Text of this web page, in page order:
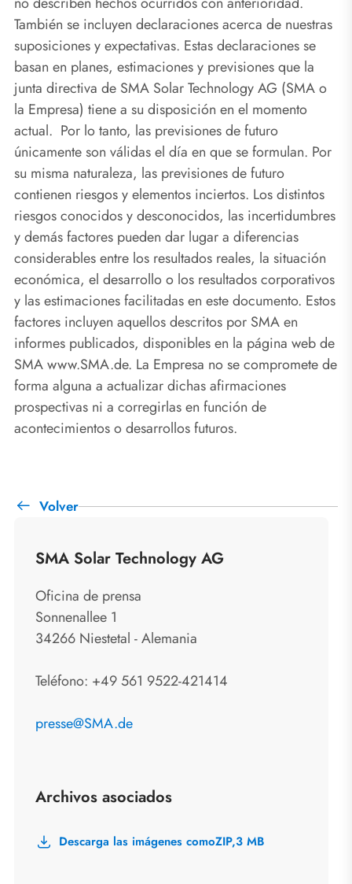
También se incluyen declaraciones acerca de nuestras
suposiciones y expectativas. Estas declaraciones se
basan en planes, estimaciones y previsiones que la
junta directiva de SMA Solar Technology AG (SMA o
la Empresa) tiene a su disposición en el momento
actual. Por lo tanto, las previsiones de futuro
únicamente son válidas el día en que se formulan. Por
su misma naturaleza, las previsiones de futuro
contienen riesgos y elementos inciertos. Los distintos
riesgos conocidos y desconocidos, las incertidumbres
y demás factores pueden dar lugar a diferencias
considerables entre los resultados reales, la situación
económica, el desarrollo o los resultados corporativos
y las estimaciones facilitadas en este documento. Estos
factores incluyen aquellos descritos por SMA en
informes publicados, disponibles en la página web de
SMA www.SMA.de. La Empresa no se compromete de
forma alguna a actualizar dichas afirmaciones
prospectivas ni a corregirlas en función de
acontecimientos o desarrollos futuros.
Volver
SMA Solar Technology AG
Oficina de prensa
Sonnenallee 1
34266 Niestetal - Alemania
Teléfono: +49 561 9522-421414
presse@SMA.de
Archivos asociados
Descarga las imágenes comoZIP,3 MB